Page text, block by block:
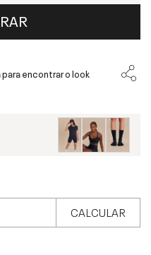
encontrar o look
CALCULAR